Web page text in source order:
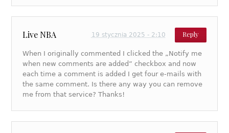
Live NBA Reply
19 stycznia 2025 - 2:10
When I originally commented I clicked the „Notify me
when new comments are added” checkbox and now
each time a comment is added I get four e-mails with
the same comment. Is there any way you can remove
me from that service? Thanks!